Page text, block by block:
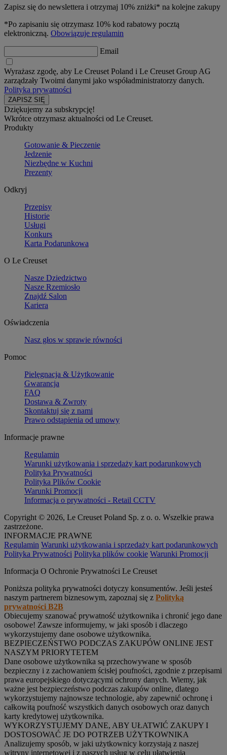
Zapisz się do newslettera i otrzymaj 10% zniżki* na kolejne zakupy
*Po zapisaniu się otrzymasz 10% kod rabatowy pocztą
elektroniczną. Obowiązuje regulamin
Email
Wyrażasz zgodę, aby Le Creuset Poland i Le Creuset Group AG
zarządzały Twoimi danymi jako współadministratorzy danych.
Polityka prywatności
Dziękujemy za subskrypcję!
Wkrótce otrzymasz aktualności od Le Creuset.
Produkty
Gotowanie & Pieczenie
Jedzenie
Niezbędne w Kuchni
Prezenty
Odkryj
Przepisy
Historie
Usługi
Konkurs
Karta Podarunkowa
O Le Creuset
Nasze Dziedzictwo
Nasze Rzemiosło
Znajdź Salon
Kariera
Oświadczenia
Nasz głos w sprawie równości
Pomoc
Pielęgnacja & Użytkowanie
Gwarancja
FAQ
Dostawa & Zwroty
Skontaktuj się z nami
Prawo odstąpienia od umowy
Informacje prawne
Regulamin
Warunki użytkowania i sprzedaży kart podarunkowych
Polityka Prywatności
Polityka Plików Cookie
Warunki Promocji
Informacja o prywatności - Retail CCTV
Copyright © 2026, Le Creuset Poland Sp. z o. o. Wszelkie prawa
zastrzeżone.
INFORMACJE PRAWNE
Regulamin Warunki użytkowania i sprzedaży kart podarunkowych
Polityka Prywatności Polityka plików cookie Warunki Promocji
Informacja O Ochronie Prywatności Le Creuset
Poniższa polityka prywatności dotyczy konsumentów. Jeśli jesteś
naszym partnerem biznesowym, zapoznaj się z Polityką
prywatności B2B
Obiecujemy szanować prywatność użytkownika i chronić jego dane
osobowe! Zawsze informujemy, w jaki sposób i dlaczego
wykorzystujemy dane osobowe użytkownika.
BEZPIECZEŃSTWO PODCZAS ZAKUPÓW ONLINE JEST
NASZYM PRIORYTETEM
Dane osobowe użytkownika są przechowywane w sposób
bezpieczny i z zachowaniem ścisłej poufności, zgodnie z przepisami
prawa europejskiego dotyczącymi ochrony danych. Wiemy, jak
ważne jest bezpieczeństwo podczas zakupów online, dlatego
wykorzystujemy najnowsze technologie, aby zapewnić ochronę i
całkowitą poufność wszystkich danych osobowych oraz danych
karty kredytowej użytkownika.
WYKORZYSTUJEMY DANE, ABY UŁATWIĆ ZAKUPY I
DOSTOSOWAĆ JE DO POTRZEB UŻYTKOWNIKA
Analizujemy sposób, w jaki użytkownicy korzystają z naszej
witryny internetowej i z naszych usług w celu ułatwienia